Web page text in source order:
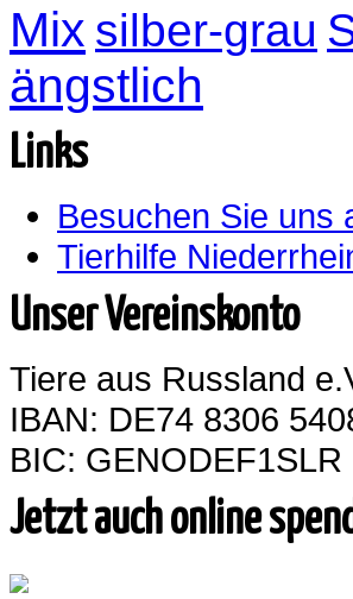
Mix silber-grau
ängstlich
Links
Besuchen Sie uns
Tierhilfe
Unser Vereinskonto
Tiere aus Russland
IBAN: DE74 8306
BIC: GENODEF1SLR
Jetzt auch online